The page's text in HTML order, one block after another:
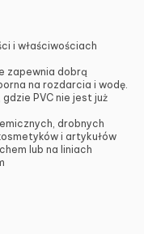
i właściwościach
zapewnia dobrą
na rozdarcia i wodę.
PVC nie jest już
drobnych
i artykułów
lub na liniach